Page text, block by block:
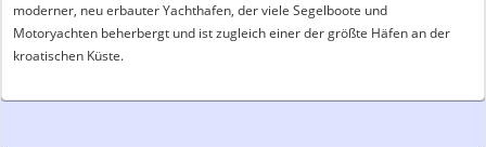
moderner, neu erbauter Yachthafen, der viele Segelboote und
Motoryachten beherbergt und ist zugleich einer der größte Häfen an der
kroatischen Küste.